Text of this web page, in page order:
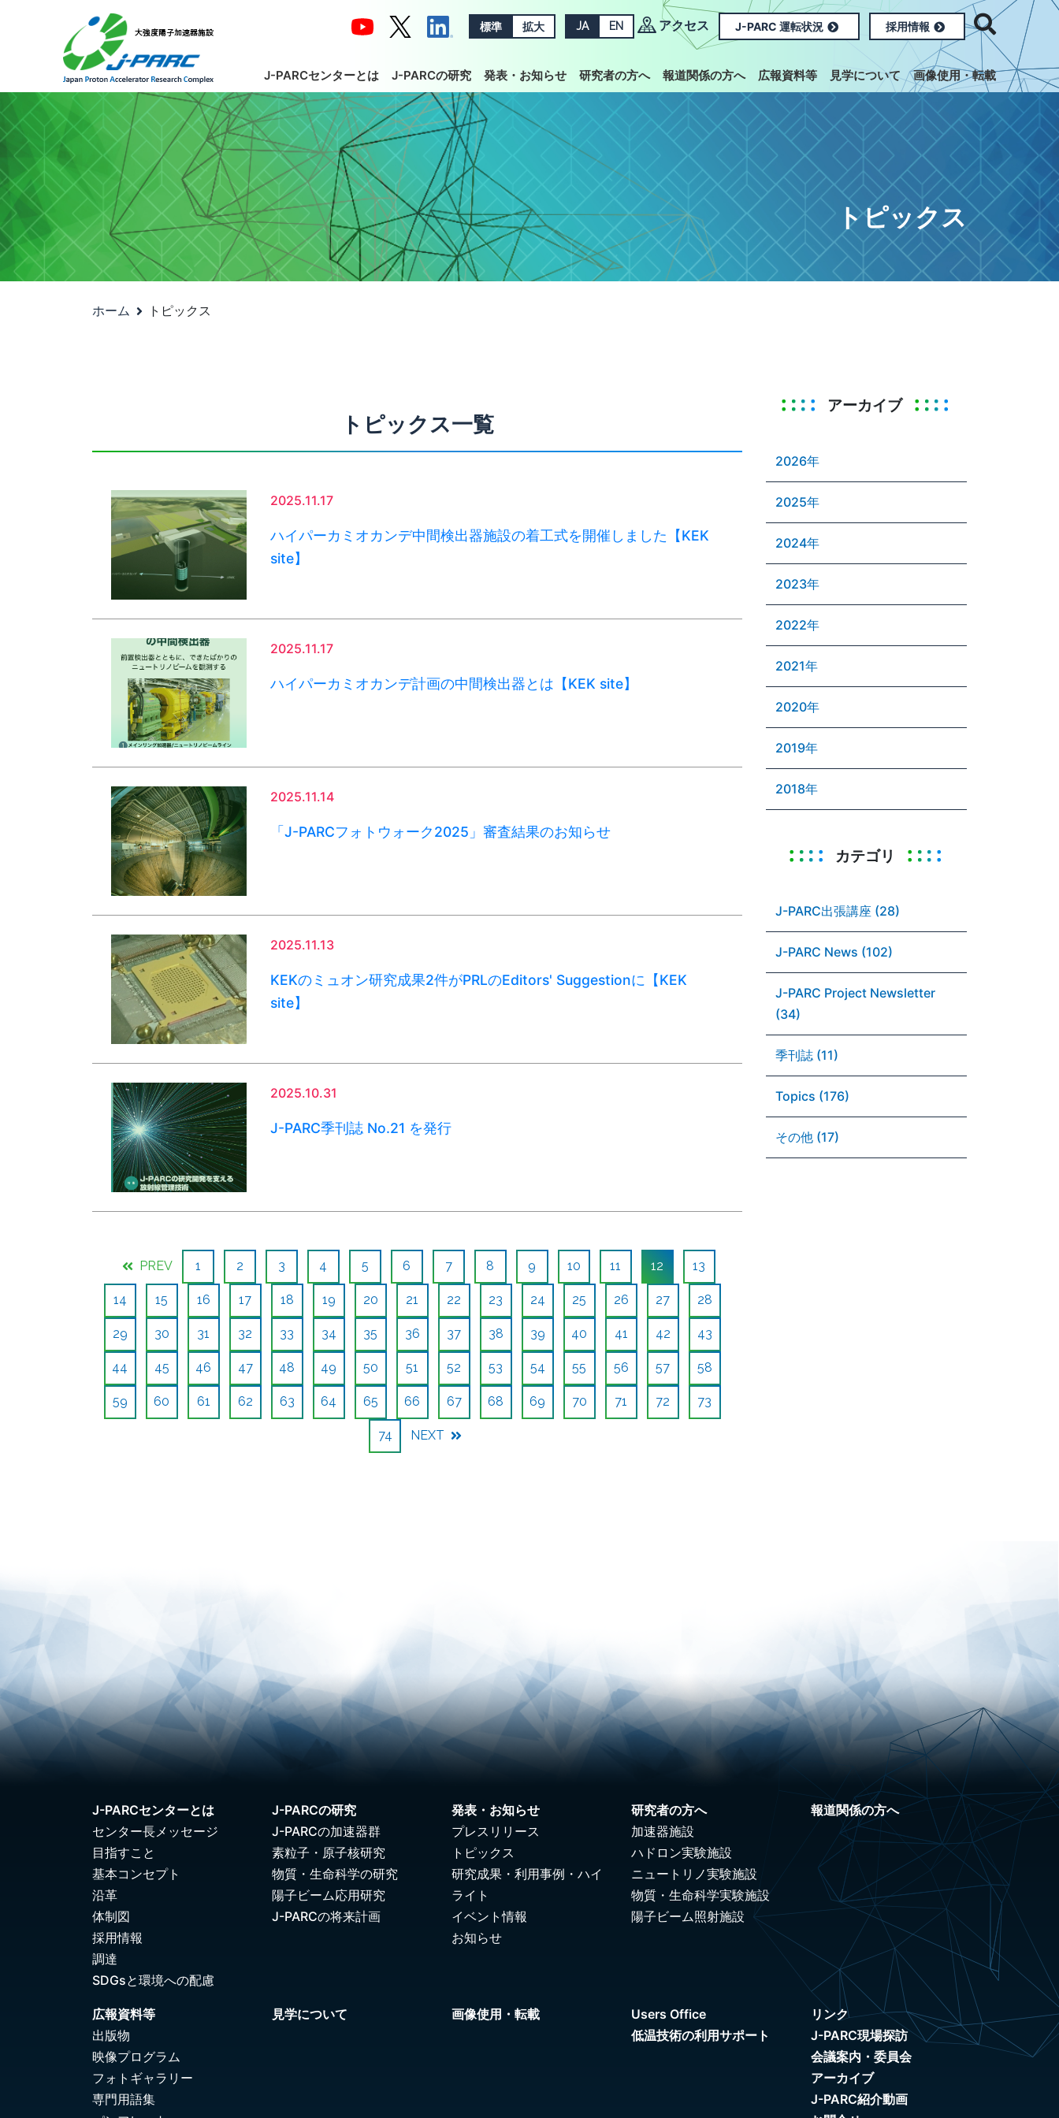
標準 拡大 JA EN アクセス J-PARC 運転状況 採用情報
J-PARCセンターとは J-PARCの研究 発表・お知らせ 研究者の方へ 報道関係の方へ 広報資料等 見学について 画像使用・転載
トピックス
ホーム トピックス
トピックス一覧
2025.11.17
ハイパーカミオカンデ中間検出器施設の着工式を開催しました【KEK
site】
2025.11.17
ハイパーカミオカンデ計画の中間検出器とは【KEK site】
2025.11.14
「J-PARCフォトウォーク2025」審査結果のお知らせ
2025.11.13
KEKのミュオン研究成果2件がPRLのEditors' Suggestionに【KEK
site】
2025.10.31
J-PARC季刊誌 No.21 を発行
PREV 1 2 3 4 5 6 7 8 9 10 11 12 13
14 15 16 17 18 19 20 21 22 23 24 25 26 27 28
29 30 31 32 33 34 35 36 37 38 39 40 41 42 43
44 45 46 47 48 49 50 51 52 53 54 55 56 57 58
59 60 61 62 63 64 65 66 67 68 69 70 71 72 73
74 NEXT
アーカイブ
2026年
2025年
2024年
2023年
2022年
2021年
2020年
2019年
2018年
カテゴリ
J-PARC出張講座 (28)
J-PARC News (102)
J-PARC Project Newsletter
(34)
季刊誌 (11)
Topics (176)
その他 (17)
J-PARCセンターとは
センター長メッセージ
目指すこと
基本コンセプト
沿革
体制図
採用情報
調達
SDGsと環境への配慮
J-PARCの研究
J-PARCの加速器群
素粒子・原子核研究
物質・生命科学の研究
陽子ビーム応用研究
J-PARCの将来計画
発表・お知らせ
プレスリリース
トピックス
研究成果・利用事例・ハイ
ライト
イベント情報
お知らせ
研究者の方へ
加速器施設
ハドロン実験施設
ニュートリノ実験施設
物質・生命科学実験施設
陽子ビーム照射施設
報道関係の方へ
広報資料等
出版物
映像プログラム
フォトギャラリー
専門用語集
見学について 画像使用・転載
Users Office
低温技術の利用サポート
リンク
J-PARC現場探訪
会議案内・委員会
アーカイブ
J-PARC紹介動画